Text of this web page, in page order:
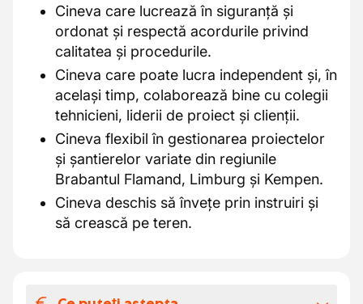
Cineva care lucrează în siguranță și
ordonat și respectă acordurile privind
calitatea și procedurile.
Cineva care poate lucra independent și, în
același timp, colaborează bine cu colegii
tehnicieni, liderii de proiect și clienții.
Cineva flexibil în gestionarea proiectelor
și șantierelor variate din regiunile
Brabantul Flamand, Limburg și Kempen.
Cineva deschis să învețe prin instruiri și
să crească pe teren.